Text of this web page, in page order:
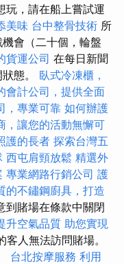
玩，請在船上嘗試運
美味 台中整骨技術 所
會（二十個，輪盤
貨運公司 在每日新聞
態。 臥式冷凍櫃，
會計公司，提供全面
，專業可靠 如何辦護
，讓您的活動無懈可
護的長者 探索台灣五
西屯肩頸放鬆 精選外
專業網路行銷公司 護
的不鏽鋼廚具，打造
到賭場在條款中關閉
升空氣品質 助您實現
客人無法訪問賭場。
台北按摩服務 利用